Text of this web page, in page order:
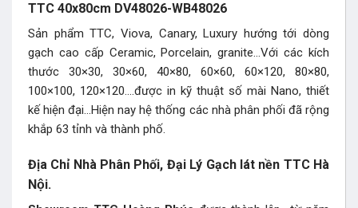
TTC 40x80cm DV48026-WB48026
Sản phẩm TTC, Viova, Canary, Luxury hướng tới dòng
gạch cao cấp Ceramic, Porcelain, granite…Với các kích
thước 30×30, 30×60, 40×80, 60×60, 60×120, 80×80,
100×100, 120×120….được in kỹ thuật số mài Nano, thiết
kế hiện đại…Hiện nay hệ thống các nhà phân phối đã rộng
khắp 63 tỉnh và thành phố.
Địa Chỉ Nhà Phân Phối, Đại Lý Gạch lát nền TTC Hà
Nội.